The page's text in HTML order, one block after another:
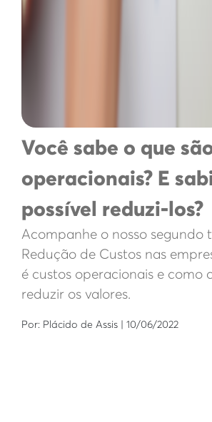
Você sabe o que
operacionais? E
possível reduzi-los?
Acompanhe o nosso segundo
Redução de Custos nas
é custos operacionais e como
reduzir os valores.
Por: Plácido de Assis | 10/06/2022